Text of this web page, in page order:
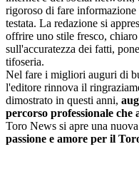
rigoroso di fare informazione
testata. La redazione si
offrire uno stile fresco,
sull'accuratezza dei fatti,
tifoseria.
Nel fare i migliori auguri di
l'editore rinnova il
dimostrato in questi anni,
percorso professionale
Toro News si apre una
passione e amore per il